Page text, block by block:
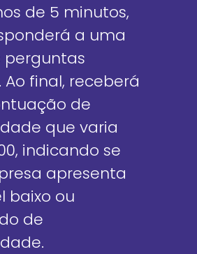
de 5 minutos,
a uma
perguntas
Ao final, receberá
de
que varia
indicando se
apresenta
baixo ou
de